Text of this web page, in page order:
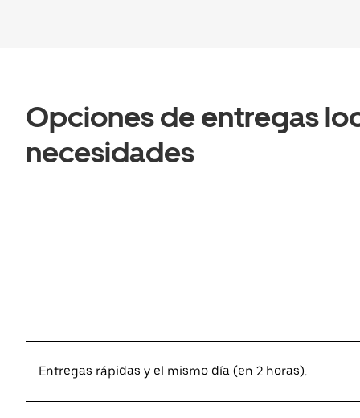
Opciones de entregas
necesidades
Entregas rápidas y el mismo día (en 2 horas).